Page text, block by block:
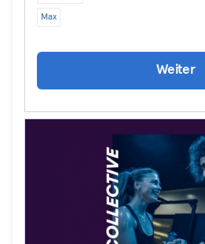
Max
Weiter